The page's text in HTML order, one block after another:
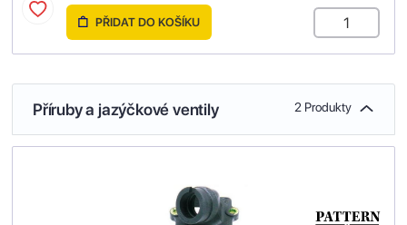
PŘIDAT DO KOŠÍKU
Příruby a jazýčkové ventily 2 Produkty